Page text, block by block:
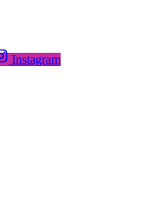
Instagram